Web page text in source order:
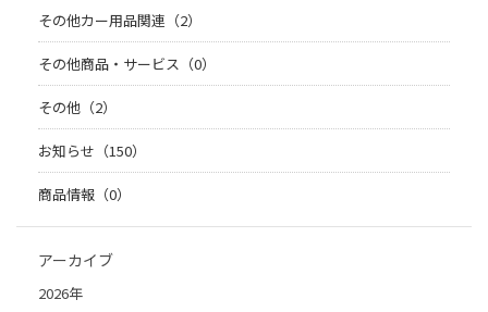
その他カー用品関連（2）
その他商品・サービス（0）
その他（2）
お知らせ（150）
商品情報（0）
アーカイブ
2026年